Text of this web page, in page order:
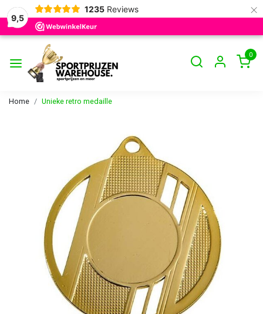
9,5
1235 Reviews ×
0
Home Unieke retro medaille
Vorige